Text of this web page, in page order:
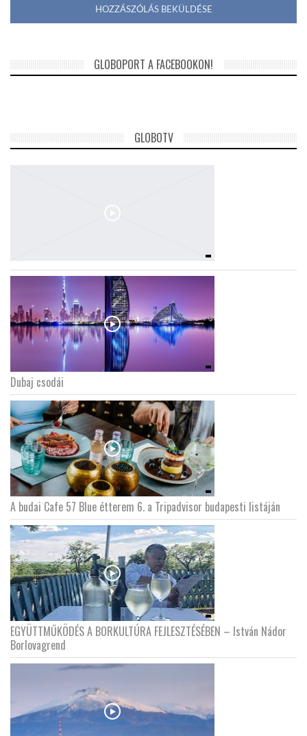
GLOBOPORT A FACEBOOKON!
GLOBOTV
Dubaj csodái
A budai Cafe 57 Blue étterem 6. a Tripadvisor budapesti listáján
EGYÜTTMŰKÖDÉS A BORKULTÚRA FEJLESZTÉSÉBEN – István Nádor
Borlovagrend